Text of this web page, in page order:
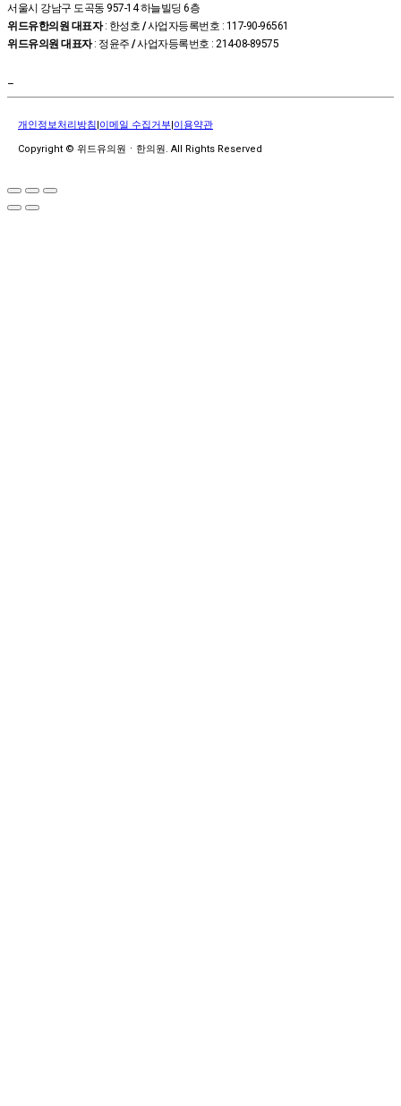
서울시 강남구 도곡동 957-14 하늘빌딩 6층
위드유한의원 대표자: 한성호 /사업자등록번호 : 117-90-96561
위드유의원 대표자: 정윤주 /사업자등록번호 : 214-08-89575
–
개인정보처리방침|이메일 수집거부|이용약관
Copyright © 위드유의원ㆍ한의원. All Rights Reserved